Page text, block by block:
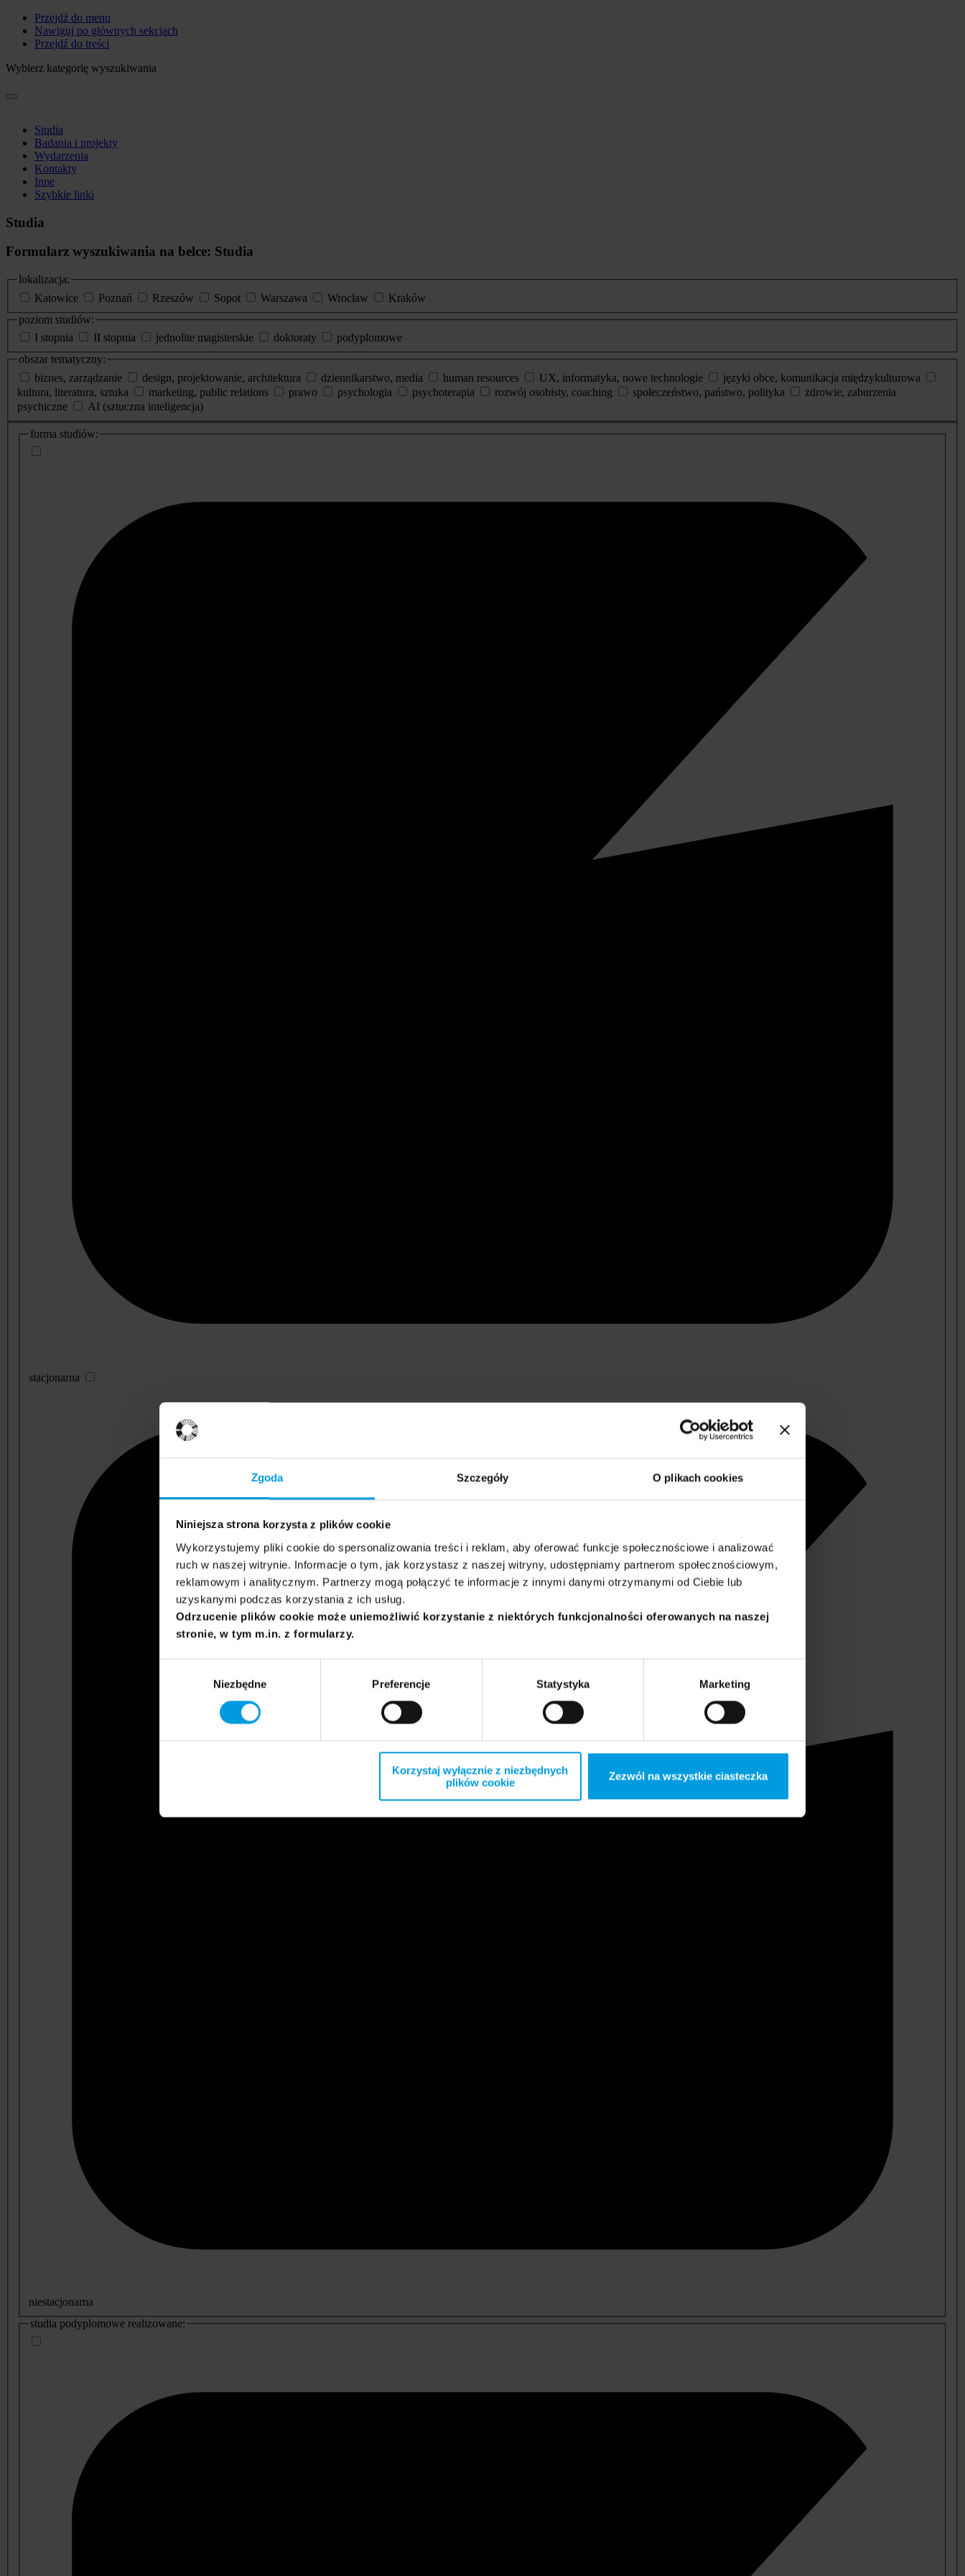
Zgoda Szczegóły O plikach cookies
Niniejsza strona korzysta z plików cookie
Wykorzystujemy pliki cookie do spersonalizowania treści i reklam, aby oferować funkcje społecznościowe i analizować
ruch w naszej witrynie. Informacje o tym, jak korzystasz z naszej witryny, udostępniamy partnerom społecznościowym,
reklamowym i analitycznym. Partnerzy mogą połączyć te informacje z innymi danymi otrzymanymi od Ciebie lub
uzyskanymi podczas korzystania z ich usług.
Odrzucenie plików cookie może uniemożliwić korzystanie z niektórych funkcjonalności oferowanych na naszej
stronie, w tym m.in. z formularzy.
Niezbędne Preferencje Statystyka Marketing
Korzystaj wyłącznie z niezbędnych
plików cookie
Zezwól na wszystkie ciasteczka
Przejdź do menu
Nawiguj po głównych sekcjach
Przejdź do treści
Wybierz kategorię wyszukiwania
Studia
Badania i projekty
Wydarzenia
Kontakty
Inne
Szybkie linki
Studia
Formularz wyszukiwania na belce: Studia
lokalizacja:
Katowice
Poznań Rzeszów Sopot Warszawa Wrocław
Kraków
poziom studiów:
I stopnia
II stopnia jednolite magisterskie doktoraty
podyplomowe
obszar tematyczny:
biznes, zarządzanie
design, projektowanie, architektura dziennikarstwo, media human resources UX, informatyka, nowe technologie
języki obce, komunikacja międzykulturowa
kultura, literatura, sztuka
marketing, public relations prawo psychologia psychoterapia rozwój osobisty, coaching społeczeństwo, państwo, polityka
zdrowie, zaburzenia
psychiczne
AI (sztuczna inteligencja)
dodatkowe
informacje
forma studiów:
stacjonarna
niestacjonarna
studia podyplomowe realizowane: